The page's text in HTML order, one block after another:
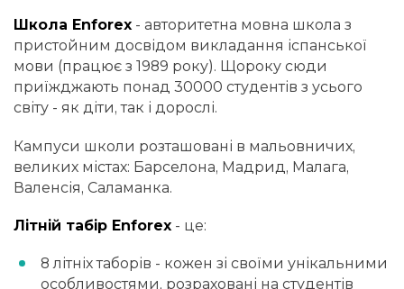
Школа Enforex - авторитетна мовна школа з
пристойним досвідом викладання іспанської
мови (працює з 1989 року). Щороку сюди
приїжджають понад 30000 студентів з усього
світу - як діти, так і дорослі.
Кампуси школи розташовані в мальовничих,
великих містах: Барселона, Мадрид, Малага,
Валенсія, Саламанка.
Літній табір Enforex - це:
8 літніх таборів - кожен зі своїми унікальними
особливостями, розраховані на студентів